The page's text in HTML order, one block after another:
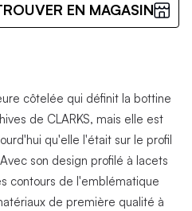
EN MAGASIN
côtelée qui définit la bottine
de CLARKS, mais elle est
qu'elle l'était sur le profil
son design profilé à lacets
contours de l'emblématique
de première qualité à